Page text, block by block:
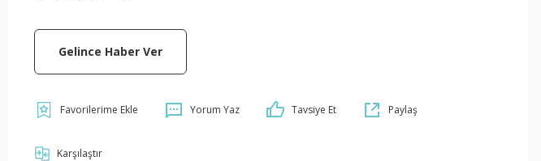
Gelince Haber Ver
Yorum Yaz Tavsiye Et Paylaş
Karşılaştır